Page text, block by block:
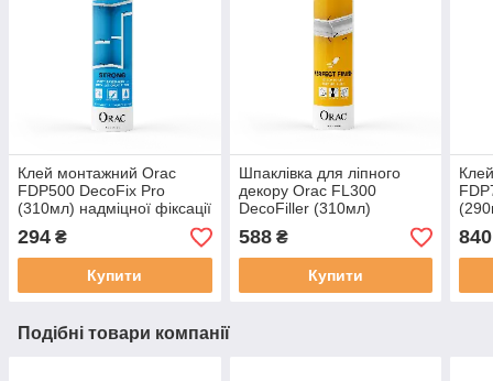
Клей монтажний Orac
FDP500 DecoFix Pro
(310мл) надміцної фіксації
294 ₴
Купити
Шпаклівка для ліпного
декору Orac FL300
DecoFiller (310мл)
588₴
Купити
840
Подібні товари компанії